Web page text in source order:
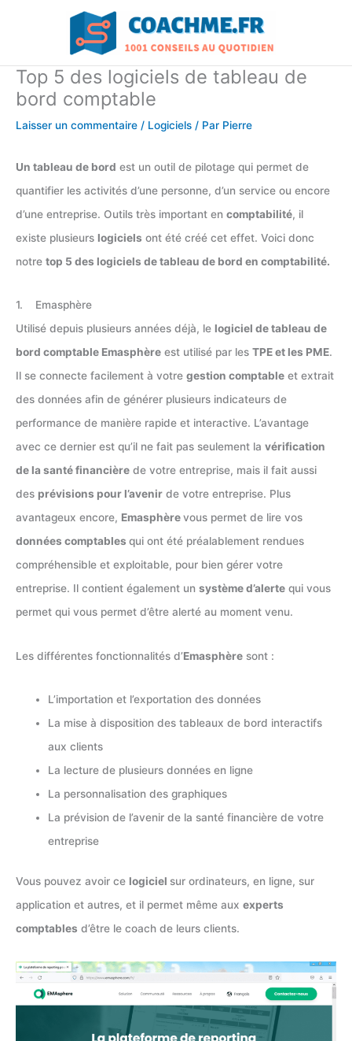
Top 5 des logiciels de tableau de
bord comptable
Laisser un commentaire / Logiciels / Par Pierre
Un tableau de bord est un outil de pilotage qui permet de
quantifier les activités d’une personne, d’un service ou encore
d’une entreprise. Outils très important en comptabilité, il
existe plusieurs logiciels ont été créé cet effet. Voici donc
notre top 5 des logiciels de tableau de bord en comptabilité.
1. Emasphère
Utilisé depuis plusieurs années déjà, le logiciel de tableau de
bord comptable Emasphère est utilisé par les TPE et les PME.
Il se connecte facilement à votre gestion comptable et extrait
des données afin de générer plusieurs indicateurs de
performance de manière rapide et interactive. L’avantage
avec ce dernier est qu’il ne fait pas seulement la vérification
de la santé financière de votre entreprise, mais il fait aussi
des prévisions pour l’avenir de votre entreprise. Plus
avantageux encore, Emasphèrevous permet de lire vos
données comptables qui ont été préalablement rendues
compréhensible et exploitable, pour bien gérer votre
entreprise. Il contient également un système d’alerte qui vous
permet qui vous permet d’être alerté au moment venu.
Les différentes fonctionnalités d’Emasphère sont :
L’importation et l’exportation des données
La mise à disposition des tableaux de bord interactifs
aux clients
La lecture de plusieurs données en ligne
La personnalisation des graphiques
La prévision de l’avenir de la santé financière de votre
entreprise
Vous pouvez avoir ce logiciel sur ordinateurs, en ligne, sur
application et autres, et il permet même aux experts
comptables d’être le coach de leurs clients.